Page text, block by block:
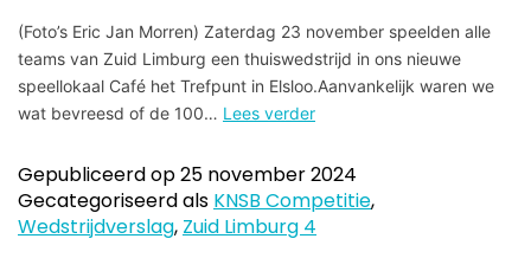
(Foto’s Eric Jan Morren) Zaterdag 23 november speelden alle
teams van Zuid Limburg een thuiswedstrijd in ons nieuwe
speellokaal Café het Trefpunt in Elsloo.Aanvankelijk waren we
wat bevreesd of de 100… Lees verder
Gepubliceerd op25 november 2024
Gecategoriseerd als KNSB Competitie,
Wedstrijdverslag, Zuid Limburg 4